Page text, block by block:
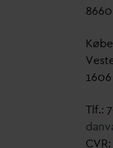
Tlf.:
danv